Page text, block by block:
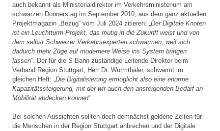
auch bekannt als Ministerial­direktor im Verkehrsministerium am
schwarzen Donnerstag im September 2010, aus dem ganz aktuellen
Projektmagazin „Bezug“ vom Juli 2024 zitieren: „Der Digitale Knoten
ist ein Leuchtturm-Projekt, das mutig in die Zukunft weist und von
dem selbst Schweizer Verkehrsexperten schwärmen, weil sich
dadurch mehr Züge auf modernere Weise ins System bringen
lassen“. Der für die S-Bahn zuständige Leitende Direktor beim
Verband Region Stuttgart, Herr Dr. Wurmthaler, schwärmt im
gleichen Heft: „Die Digitalisierung ermöglicht also eine enorme
Kapazitätssteigerung, mit der wir auch den ansteigenden Bedarf an
Mobilität abdecken können“.
Bei solchen Aussichten sollten doch demnächst goldene Zeiten für
die Menschen in der Region Stuttgart anbrechen und der Digitale